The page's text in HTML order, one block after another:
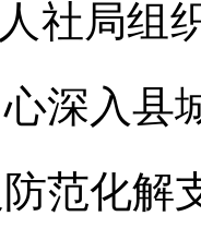
社局组
深入县
范化解